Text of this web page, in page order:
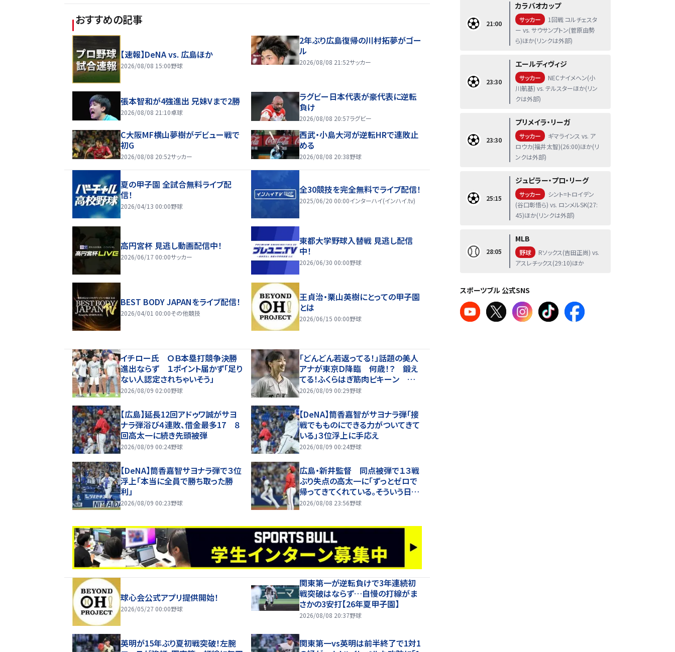
おすすめの記事
【速報】DeNA vs. 広島ほか
2026/08/08 15:00野球
2年ぶり広島復帰の川村拓夢がゴー
ル
2026/08/08 21:52サッカー
張本智和が4強進出 兄妹Vまで2勝
2026/08/08 21:10卓球
ラグビー日本代表が豪代表に逆転
負け
2026/08/08 20:57ラグビー
C大阪MF横山夢樹がデビュー戦で
初G
2026/08/08 20:52サッカー
西武・小島大河が逆転HRで連敗止
める
2026/08/08 20:38野球
夏の甲子園 全試合無料ライブ配
信！
2026/04/13 00:00野球
全30競技を完全無料でライブ配信！
2025/06/20 00:00インターハイ(インハイ.tv)
高円宮杯 見逃し動画配信中！
2026/06/17 00:00サッカー
東都大学野球入替戦 見逃し配信
中！
2026/06/30 00:00野球
BEST BODY JAPANをライブ配信！
2026/04/01 00:00その他競技
王貞治・栗山英樹にとっての甲子園
とは
2026/06/15 00:00野球
イチロー氏 ＯＢ本塁打競争決勝
進出ならず １ポイント届かず「足り
ない人認定されちゃいそう」
2026/08/09 02:00野球
「どんどん若返ってる！」話題の美人
アナが東京Ｄ降臨 何歳！？ 鍛え
てる！ふくらはぎ筋肉ピキーン 奇
跡の投球姿に「かっこいい」「アイド
2026/08/09 00:29野球
【広島】延長12回アドゥワ誠がサヨ
ナラ弾浴び４連敗、借金最多17 ８
回高太一に続き先頭被弾
2026/08/09 00:24野球
【DeNA】筒香嘉智がサヨナラ弾「接
戦でもものにできる力がついてきて
いる」３位浮上に手応え
2026/08/09 00:24野球
【DeNA】筒香嘉智サヨナラ弾で３位
浮上「本当に全員で勝ち取った勝
利」
2026/08/09 00:23野球
広島・新井監督 同点被弾で１３戦
ぶり失点の高太一に「ずっとゼロで
帰ってきてくれている。そういう日も
ある」チームは延長十二回に今季８
2026/08/08 23:56野球
球心会公式アプリ提供開始！
2026/05/27 00:00野球
関東第一が逆転負けで3年連続初
戦突破はならず…自慢の打線がま
さかの3安打【26年夏甲子園】
2026/08/08 20:37野球
英明が15年ぶり夏初戦突破！左腕
関東第一vs英明は前半終了で1対1
21:00
カラバオカップ
サッカー
1回戦 コルチェスタ
ー vs. サウサンプトン(菅原由勢
ら)ほか(リンクは外部)
23:30
エールディヴィジ
サッカー
NECナイメヘン(小
川航基) vs. テルスターほか(リン
クは外部)
23:30
プリメイラ・リーガ
サッカー
ギマラインス vs. ア
ロウカ(福井太智)(26:00)ほか(リ
ンクは外部)
25:15
ジュピラー・プロ・リーグ
サッカー
シント=トロイデン
(谷口彰悟ら) vs. ロンメルSK(27:
45)ほか(リンクは外部)
28:05
MLB
野球
Rソックス(吉田正尚) vs.
アスレチックス(29:10)ほか
スポーツブル 公式SNS